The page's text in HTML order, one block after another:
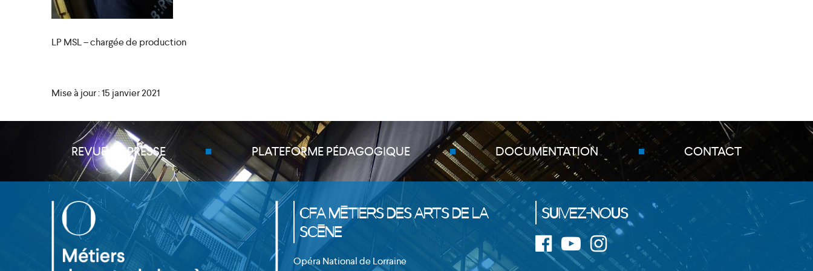
LP MSL – chargée de production
Mise à jour : 15 janvier 2021
REVUE DE PRESSE PLATEFORME PÉDAGOGIQUE DOCUMENTATION CONTACT
CFA Métiers des Arts de la
Scène
Opéra National de Lorraine
Suivez-nous